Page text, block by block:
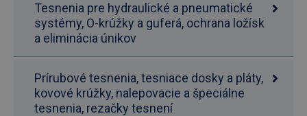
Tesnenia pre hydraulické a pneumatické
systémy, O-krúžky a guferá, ochrana ložísk
a eliminácia únikov
Prírubové tesnenia, tesniace dosky a pláty,
kovové krúžky, nalepovacie a špeciálne
tesnenia, rezačky tesnení